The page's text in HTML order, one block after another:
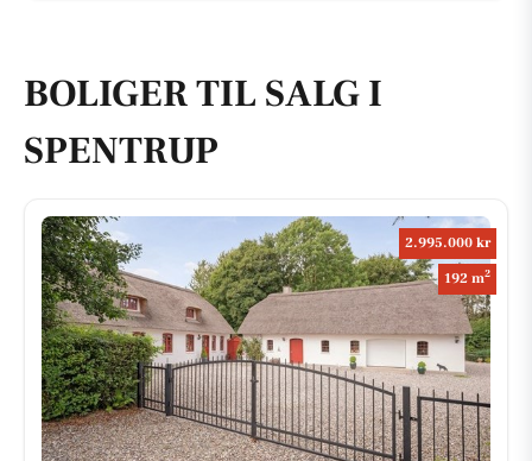
BOLIGER TIL SALG I
SPENTRUP
2.995.000 kr
192 m2